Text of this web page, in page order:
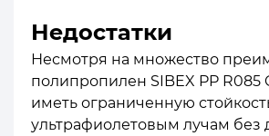
Недостатки
Несмотря на множество
полипропилен SIBEX PP R085
иметь ограниченную
ультрафиолетовым лучам без